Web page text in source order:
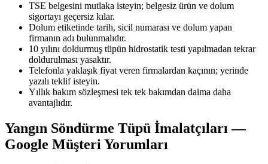
TSE belgesini mutlaka isteyin; belgesiz ürün ve dolum
sigortayı geçersiz kılar.
Dolum etiketinde tarih, sicil numarası ve dolum yapan
firmanın adı bulunmalıdır.
10 yılını doldurmuş tüpün hidrostatik testi yapılmadan tekrar
doldurulması yasaktır.
Telefonla yaklaşık fiyat veren firmalardan kaçının; yerinde
yazılı teklif isteyin.
Yıllık bakım sözleşmesi tek tek bakımdan daima daha
avantajlıdır.
Yangın Söndürme Tüpü İmalatçıları —
Google Müşteri Yorumları